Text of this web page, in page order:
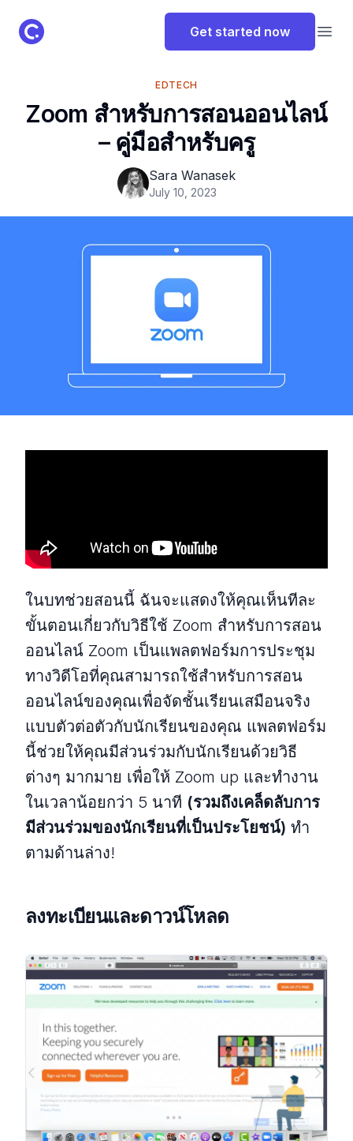
ClassPoint Logo Get started now
EDTECH
Zoom สำหรับการสอนออนไลน์
– คู่มือสำหรับครู
Sara Wanasek
July 10, 2023
ในบทช่วยสอนนี้ ฉันจะแสดงให้คุณเห็นทีละ
ขั้นตอนเกี่ยวกับวิธีใช้ Zoom สำหรับการสอน
ออนไลน์ Zoom เป็นแพลตฟอร์มการประชุม
ทางวิดีโอที่คุณสามารถใช้สำหรับการสอน
ออนไลน์ของคุณเพื่อจัดชั้นเรียนเสมือนจริง
แบบตัวต่อตัวกับนักเรียนของคุณ แพลตฟอร์ม
นี้ช่วยให้คุณมีส่วนร่วมกับนักเรียนด้วยวิธี
ต่างๆ มากมาย เพื่อให้ Zoom up และทำงาน
ในเวลาน้อยกว่า 5 นาที (รวมถึงเคล็ดลับการ
มีส่วนร่วมของนักเรียนที่เป็นประโยชน์) ทำ
ตามด้านล่าง!
ลงทะเบียนและดาวน์โหลด